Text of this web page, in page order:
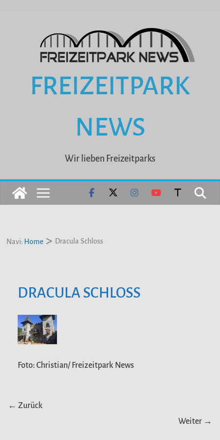
FREIZEITPARK
NEWS
Wir lieben Freizeitparks
Navi: Home Dracula Schloss
DRACULA SCHLOSS
Foto: Christian/ Freizeitpark News
← Zurück
Weiter →